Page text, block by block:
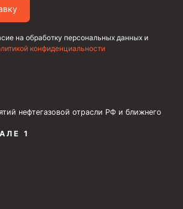
и пробковые
и КРС (ловильный, аварийный)
кабеля
на обработку персональных данных и
конфиденциальности
нефтегазовой отрасли РФ и ближнего
1